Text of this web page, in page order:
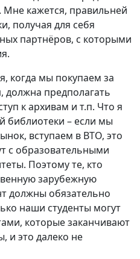
Мне кажется, правильней
получая для себя
партнёров, с которыми
когда мы покупаем за
должна предполагать
к архивам и т.п. Что я
библиотеки – если мы
вступаем в ВТО, это
с образовательными
Поэтому те, кто
зарубежную
должны обязательно
наши студенты могут
которые заканчивают
и это далеко не